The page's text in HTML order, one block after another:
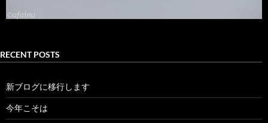
RECENT POSTS
新ブログに移行します
今年こそは